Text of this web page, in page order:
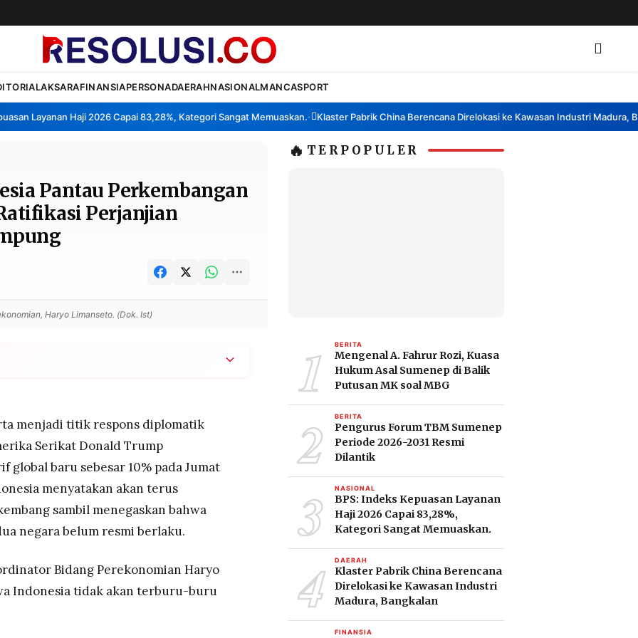
AKSARAFINANSIAPERSONADAERAHNASIONALMANCASPORT
Layanan Haji 2026 Capai 83,28%, Kategori Sangat Memuaskan.• Klaster Pabrik China Berencana Direlokasi ke Kawasan Industri Madura,
Pantau Perkembangan
Perjanjian
Haryo Limanseto. (Dok. Ist)
dari kedua pihak.
Trump pada Jumat (20/2/2026) melalui
Pasal 122, dikeluarkan hanya beberapa jam
kebijakan tarif resiprokal yang
mencari cara memberlakukan tarif tanpa harus
perkembangan kebijakan perdagangan
menjadi titik respons diplomatik
Serikat Donald Trump
global baru sebesar 10% pada Jumat
menyatakan akan terus
sambil menegaskan bahwa
negara belum resmi berlaku.
Bidang Perekonomian Haryo
Indonesia tidak akan terburu-buru
🔥 TERPOPULER
1 BERITA
Mengenal A. Fahrur Rozi, Kuasa
Hukum Asal Sumenep di Balik
Putusan MK soal MBG
2 BERITA
Pengurus Forum TBM Sumenep
Periode 2026-2031 Resmi
Dilantik
3 NASIONAL
BPS: Indeks Kepuasan Layanan
Haji 2026 Capai 83,28%,
Kategori Sangat Memuaskan.
4 DAERAH
Klaster Pabrik China Berencana
Direlokasi ke Kawasan Industri
Madura, Bangkalan
FINANSIA